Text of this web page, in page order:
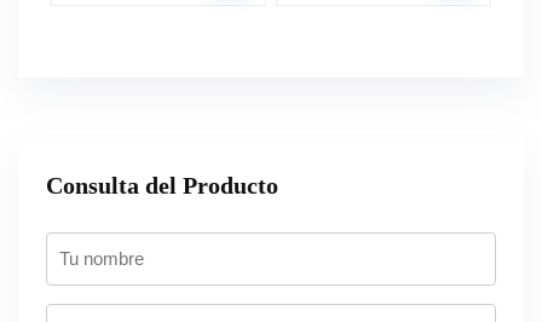
Consulta del Producto